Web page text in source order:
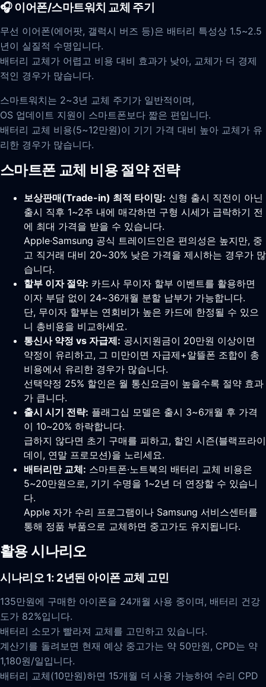
🎧 이어폰/스마트워치 교체 주기
무선 이어폰(에어팟, 갤럭시 버즈 등)은 배터리 특성상 1.5~2.5
년이 실질적 수명입니다.
배터리 교체가 어렵고 비용 대비 효과가 낮아, 교체가 더 경제
적인 경우가 많습니다.
스마트워치는 2~3년 교체 주기가 일반적이며,
OS 업데이트 지원이 스마트폰보다 짧은 편입니다.
배터리 교체 비용(5~12만원)이 기기 가격 대비 높아 교체가 유
리한 경우가 많습니다.
스마트폰 교체 비용 절약 전략
보상판매(Trade-in) 최적 타이밍: 신형 출시 직전이 아닌
출시 직후 1~2주 내에 매각하면 구형 시세가 급락하기 전
에 최대 가격을 받을 수 있습니다.
Apple·Samsung 공식 트레이드인은 편의성은 높지만, 중
고 직거래 대비 20~30% 낮은 가격을 제시하는 경우가 많
습니다.
할부 이자 절약: 카드사 무이자 할부 이벤트를 활용하면
이자 부담 없이 24~36개월 분할 납부가 가능합니다.
단, 무이자 할부는 연회비가 높은 카드에 한정될 수 있으
니 총비용을 비교하세요.
통신사 약정 vs 자급제: 공시지원금이 20만원 이상이면
약정이 유리하고, 그 미만이면 자급제+알뜰폰 조합이 총
비용에서 유리한 경우가 많습니다.
선택약정 25% 할인은 월 통신요금이 높을수록 절약 효과
가 큽니다.
출시 시기 전략: 플래그십 모델은 출시 3~6개월 후 가격
이 10~20% 하락합니다.
급하지 않다면 초기 구매를 피하고, 할인 시즌(블랙프라이
데이, 연말 프로모션)을 노리세요.
배터리만 교체: 스마트폰·노트북의 배터리 교체 비용은
5~20만원으로, 기기 수명을 1~2년 더 연장할 수 있습니
다.
Apple 자가 수리 프로그램이나 Samsung 서비스센터를
통해 정품 부품으로 교체하면 중고가도 유지됩니다.
활용 시나리오
시나리오 1: 2년된 아이폰 교체 고민
135만원에 구매한 아이폰을 24개월 사용 중이며, 배터리 건강
도가 82%입니다.
배터리 소모가 빨라져 교체를 고민하고 있습니다.
계산기를 돌려보면 현재 예상 중고가는 약 50만원, CPD는 약
1,180원/일입니다.
배터리 교체(10만원)하면 15개월 더 사용 가능하여 수리 CPD